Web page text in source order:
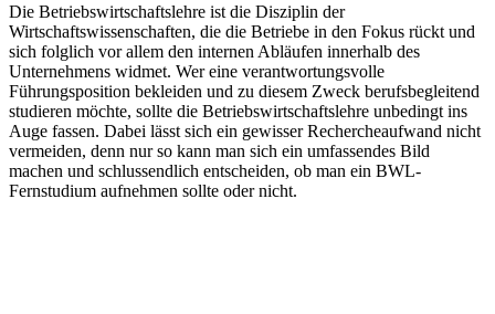
Die Betriebswirtschaftslehre ist die Disziplin der
Wirtschaftswissenschaften, die die Betriebe in den Fokus rückt und
sich folglich vor allem den internen Abläufen innerhalb des
Unternehmens widmet. Wer eine verantwortungsvolle
Führungsposition bekleiden und zu diesem Zweck berufsbegleitend
studieren möchte, sollte die Betriebswirtschaftslehre unbedingt ins
Auge fassen. Dabei lässt sich ein gewisser Rechercheaufwand nicht
vermeiden, denn nur so kann man sich ein umfassendes Bild
machen und schlussendlich entscheiden, ob man ein BWL-
Fernstudium aufnehmen sollte oder nicht.